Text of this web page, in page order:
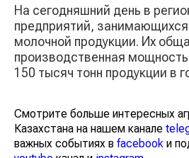
На сегодняшний день в
предприятий,
молочной продукции. Их
производственная
150 тысяч тонн продукции в
Смотрите больше интересных
Казахстана на нашем канале
важных событиях в facebook и